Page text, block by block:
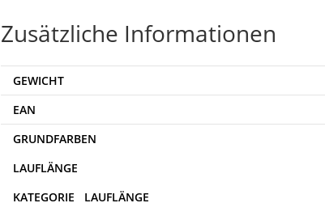
Zusätzliche Informationen
GEWICHT
EAN